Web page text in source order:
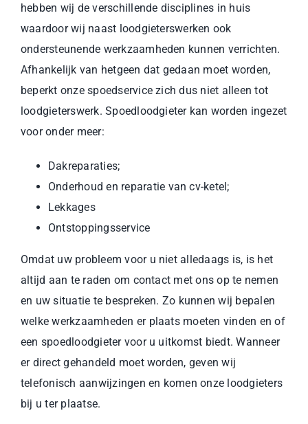
hebben wij de verschillende disciplines in huis
waardoor wij naast loodgieterswerken ook
ondersteunende werkzaamheden kunnen verrichten.
Afhankelijk van hetgeen dat gedaan moet worden,
beperkt onze spoedservice zich dus niet alleen tot
loodgieterswerk. Spoedloodgieter kan worden ingezet
voor onder meer:
Dakreparaties;
Onderhoud en reparatie van cv-ketel;
Lekkages
Ontstoppingsservice
Omdat uw probleem voor u niet alledaags is, is het
altijd aan te raden om contact met ons op te nemen
en uw situatie te bespreken. Zo kunnen wij bepalen
welke werkzaamheden er plaats moeten vinden en of
een spoedloodgieter voor u uitkomst biedt. Wanneer
er direct gehandeld moet worden, geven wij
telefonisch aanwijzingen en komen onze loodgieters
bij u ter plaatse.